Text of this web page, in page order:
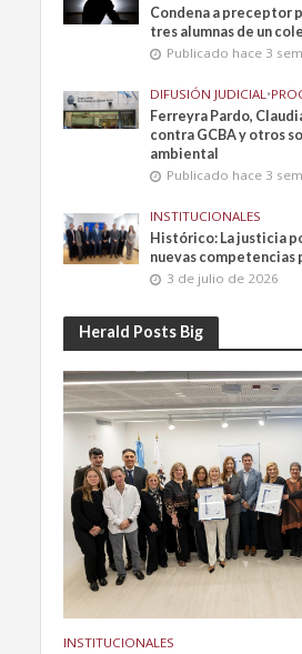
Condena a preceptor
tres alumnas de un
Publicado hace 3
DIFUSIÓN JUDICIAL •
Ferreyra Pardo,
contra GCBA y otros
ambiental
Publicado hace 3
INSTITUCIONALES
Histórico: La justicia
nuevas competencias
3 de julio de 2026
Herald Posts Big
INSTITUCIONALES